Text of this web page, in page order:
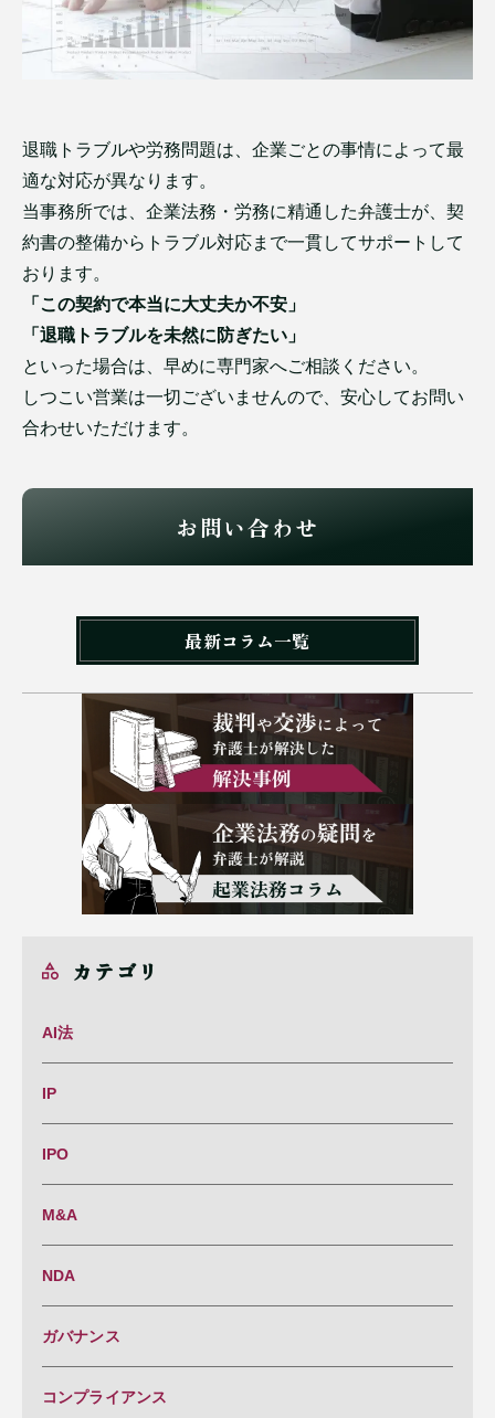
退職トラブルや労務問題は、企業ごとの事情によって最
適な対応が異なります。
当事務所では、企業法務・労務に精通した弁護士が、契
約書の整備からトラブル対応まで一貫してサポートして
おります。
「この契約で本当に大丈夫か不安」
「退職トラブルを未然に防ぎたい」
といった場合は、早めに専門家へご相談ください。
しつこい営業は一切ございませんので、安心してお問い
合わせいただけます。
お問い合わせ
最新コラム一覧
カテゴリ
AI法
IP
IPO
M&A
NDA
ガバナンス
コンプライアンス